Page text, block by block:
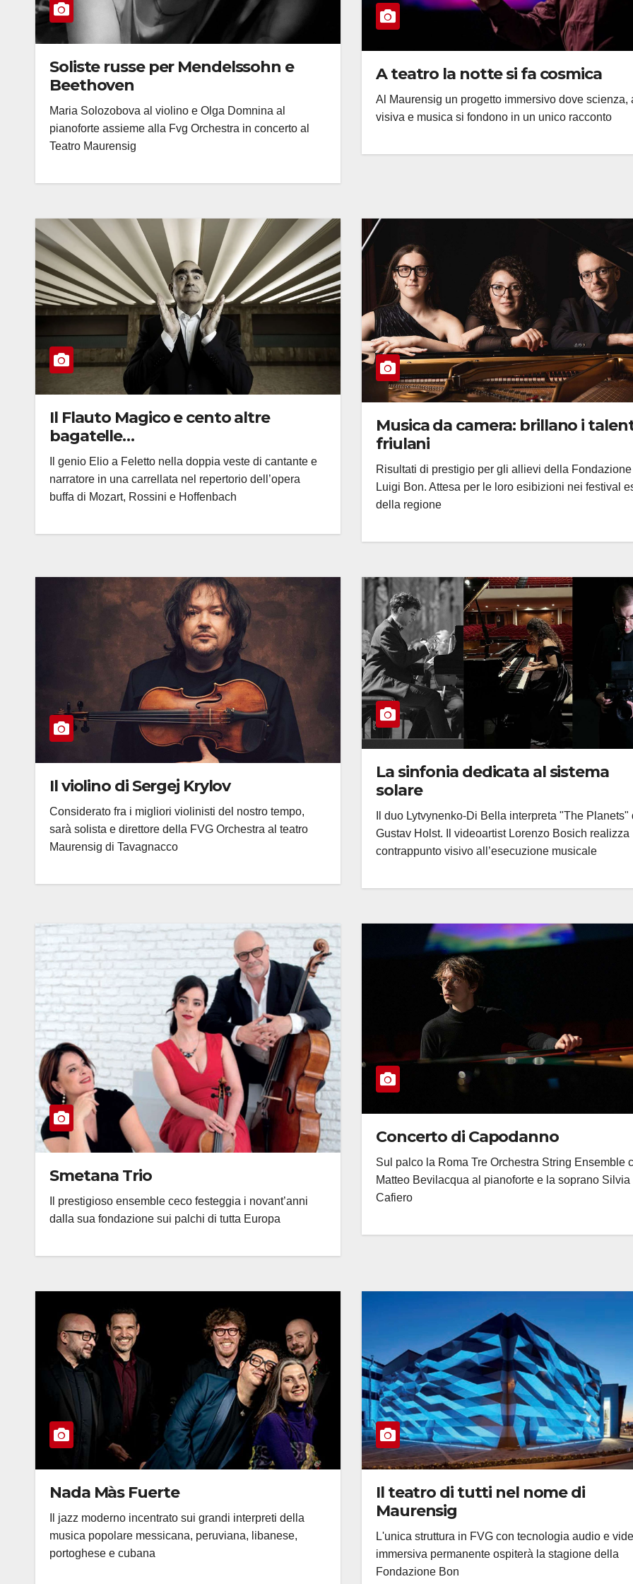
Soliste russe per Mendelssohn e
Beethoven
Maria Solozobova al violino e Olga Domnina al
pianoforte assieme alla Fvg Orchestra in concerto al
Teatro Maurensig
A teatro la notte si fa cosmica
Al Maurensig un progetto immersivo dove scienza,
visiva e musica si fondono in un unico racconto
Il Flauto Magico e cento altre
bagatelle…
Il genio Elio a Feletto nella doppia veste di cantante e
narratore in una carrellata nel repertorio dell’opera
buffa di Mozart, Rossini e Hoffenbach
Musica da camera: brillano i
friulani
Risultati di prestigio per gli allievi della Fondazione
Luigi Bon. Attesa per le loro esibizioni nei festival
della regione
Il violino di Sergej Krylov
Considerato fra i migliori violinisti del nostro tempo,
sarà solista e direttore della FVG Orchestra al teatro
Maurensig di Tavagnacco
La sinfonia dedicata al sistema
solare
Il duo Lytvynenko-Di Bella interpreta "The Planets"
Gustav Holst. Il videoartist Lorenzo Bosich realizza
contrappunto visivo all’esecuzione musicale
Smetana Trio
Il prestigioso ensemble ceco festeggia i novant’anni
dalla sua fondazione sui palchi di tutta Europa
Concerto di Capodanno
Sul palco la Roma Tre Orchestra String Ensemble
Matteo Bevilacqua al pianoforte e la soprano Silvia
Cafiero
Nada Màs Fuerte
Il jazz moderno incentrato sui grandi interpreti della
musica popolare messicana, peruviana, libanese,
portoghese e cubana
Il teatro di tutti nel nome di
Maurensig
L'unica struttura in FVG con tecnologia audio e
immersiva permanente ospiterà la stagione della
Fondazione Bon